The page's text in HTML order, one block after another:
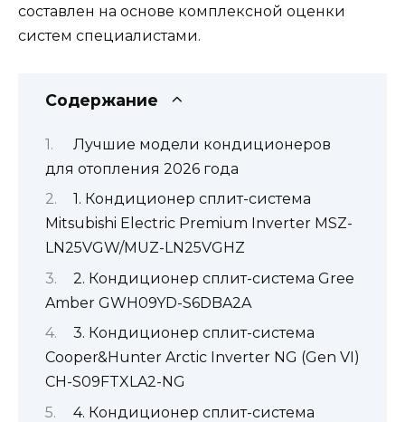
составлен на основе комплексной оценки
систем специалистами.
Содержание
Лучшие модели кондиционеров
для отопления 2026 года
1. Кондиционер сплит-система
Mitsubishi Electric Premium Inverter MSZ-
LN25VGW/MUZ-LN25VGHZ
2. Кондиционер сплит-система Gree
Amber GWH09YD-S6DBA2A
3. Кондиционер сплит-система
Cooper&Hunter Arctic Inverter NG (Gen VI)
CH-S09FTXLA2-NG
4. Кондиционер сплит-система